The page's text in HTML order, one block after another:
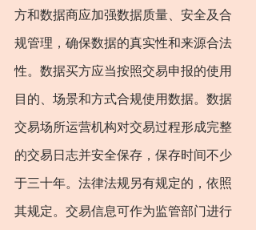
方和数据商应加强数据质量、安全及合
规管理，确保数据的真实性和来源合法
性。数据买方应当按照交易申报的使用
目的、场景和方式合规使用数据。数据
交易场所运营机构对交易过程形成完整
的交易日志并安全保存，保存时间不少
于三十年。法律法规另有规定的，依照
其规定。交易信息可作为监管部门进行